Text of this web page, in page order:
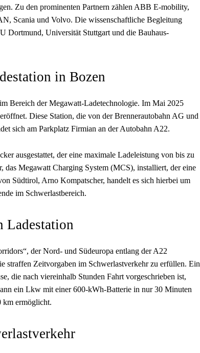
Zu den prominenten Partnern zählen ABB E-mobility,
Scania und Volvo. Die wissenschaftliche Begleitung
Dortmund, Universität Stuttgart und die Bauhaus-
in Bozen
Bereich der Megawatt-Ladetechnologie. Im Mai 2025
Diese Station, die von der Brennerautobahn AG und
sich am Parkplatz Firmian an der Autobahn A22.
ausgestattet, der eine maximale Ladeleistung von bis zu
Megawatt Charging System (MCS), installiert, der eine
Südtirol, Arno Kompatscher, handelt es sich hierbei um
im Schwerlastbereich.
Ladestation
der Nord- und Südeuropa entlang der A22
straffen Zeitvorgaben im Schwerlastverkehr zu erfüllen. Ein
die nach viereinhalb Stunden Fahrt vorgeschrieben ist,
ein Lkw mit einer 600-kWh-Batterie in nur 30 Minuten
km ermöglicht.